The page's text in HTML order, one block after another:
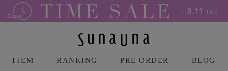
ITEM RANKING PRE ORDER BLOG